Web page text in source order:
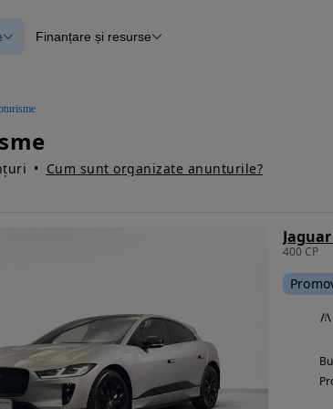
verificate
Finanțare și resurse
Cum sunt organizate anunturile?
400 CP